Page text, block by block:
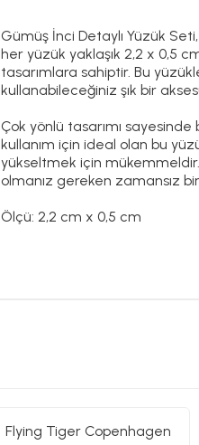
Gümüş İnci Detaylı Yüzük
her yüzük yaklaşık 2,2 x 0,5
tasarımlara sahiptir. Bu
kullanabileceğiniz şık bir
Çok yönlü tasarımı
kullanım için ideal olan bu
yükseltmek için
olmanız gereken zamansız
Ölçü: 2,2 cm x 0,5 cm
Flying Tiger Copenhagen